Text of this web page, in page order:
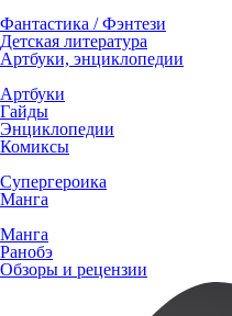
Фантастика / Фэнтези
Детская литература
Артбуки, энциклопедии
Артбуки
Гайды
Энциклопедии
Комиксы
Супергероика
Манга
Манга
Ранобэ
Обзоры и рецензии